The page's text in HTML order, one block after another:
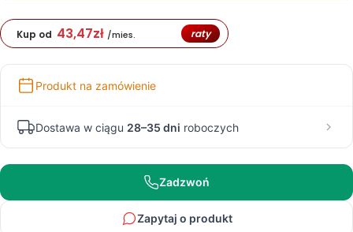
Kup od 43,47zł /mies. raty
Produkt na zamówienie
Dostawa w ciągu 28–35 dni roboczych
Zadzwoń
Zapytaj o produkt